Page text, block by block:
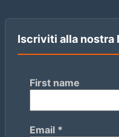
Iscriviti alla nostra
First name
Email *